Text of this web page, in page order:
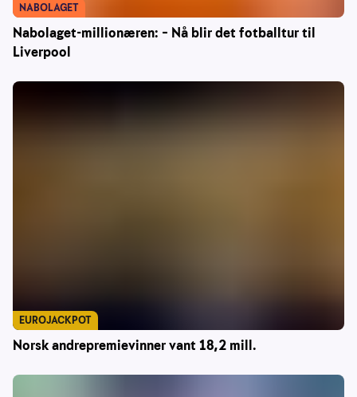
Nabolaget-millionæren: – Nå blir det fotballtur til
Liverpool
NABOLAGET
Norsk andrepremievinner vant 18,2 mill.
EUROJACKPOT